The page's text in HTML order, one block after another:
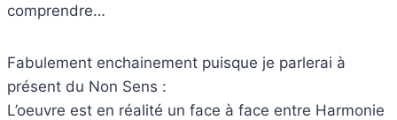
comprendre…
Fabulement enchainement puisque je parlerai à
présent du Non Sens :
L’oeuvre est en réalité un face à face entre Harmonie